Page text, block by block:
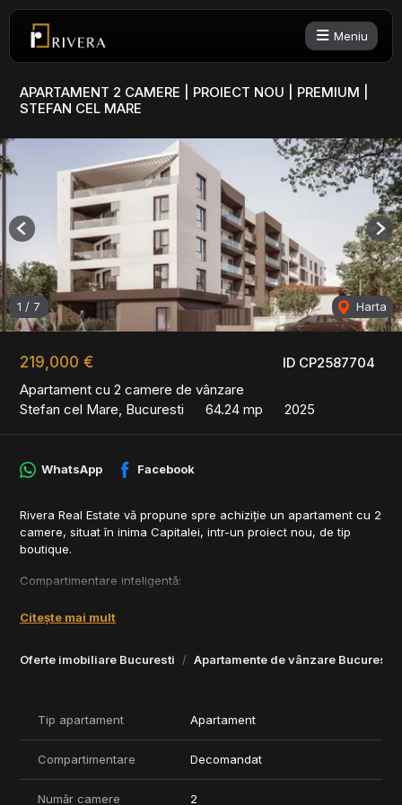
Meniu
APARTAMENT 2 CAMERE | PROIECT NOU | PREMIUM |
STEFAN CEL MARE
ID CP2587704
219,000 €
Apartament cu 2 camere de vânzare
Stefan cel Mare, Bucuresti
64.24 mp 2025
1 / 7 Harta
Previous
Oferte imobiliare Bucuresti Apartamente de vânzare Bucuresti
WhatsApp Facebook
Rivera Real Estate vă propune spre achiziție un apartament cu 2
camere, situat în inima Capitalei, intr-un proiect nou, de tip
boutique.
Compartimentare inteligentă:
- Dormitor spațios, luminos și bine proporționat
- Hol bine configurat cu zonă de depozitare
Beneficii & Finisaje Premium:
superioară
- Tâmplărie performantă, pardoseli rezistente și băi complet
mobilate
Citește mai mult
Tip apartament Apartament
Compartimentare Decomandat
Număr camere 2